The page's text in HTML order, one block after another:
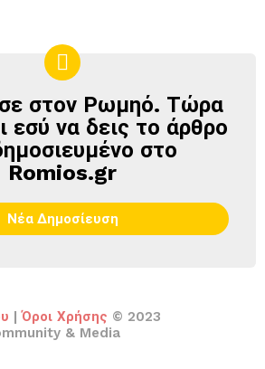
στον Ρωμηό. Τώρα
εσύ να δεις το άρθρο
στο
Romios.gr
Νέα Δημοσίευση
| Όροι Χρήσης © 2023
& Media